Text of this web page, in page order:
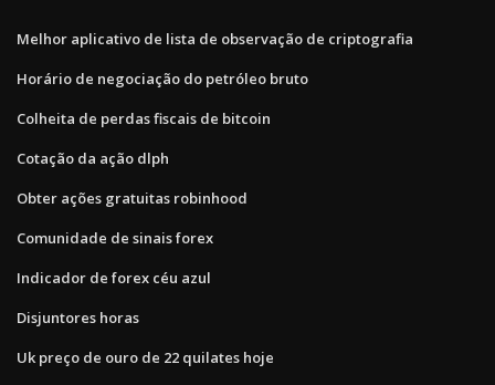
Melhor aplicativo de lista de observação de criptografia
Horário de negociação do petróleo bruto
Colheita de perdas fiscais de bitcoin
Cotação da ação dlph
Obter ações gratuitas robinhood
Comunidade de sinais forex
Indicador de forex céu azul
Disjuntores horas
Uk preço de ouro de 22 quilates hoje